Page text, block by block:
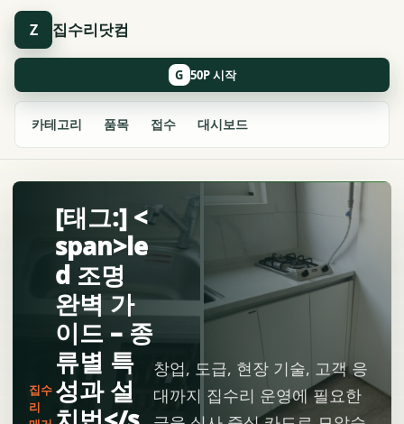
Z 집수리닷컴
카테고리 품목 접수 대시보드
G
집수
리
[태그:] <
span>le
d 조명
완벽 가
이드 – 종
류별 특
성과 설
창업, 도급, 현장 기술, 고객 응
대까지 집수리 운영에 필요한